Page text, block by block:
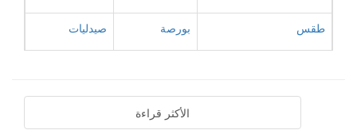
طقس بورصة صيدليات
الأكثر قراءة